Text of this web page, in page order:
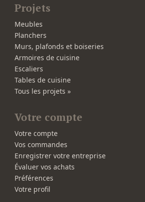
Projets
Meubles
Planchers
Murs, plafonds et boiseries
Armoires de cuisine
Escaliers
Tables de cuisine
Tous les projets »
Votre compte
Votre compte
Vos commandes
Enregistrer votre entreprise
Évaluer vos achats
Préférences
Votre profil